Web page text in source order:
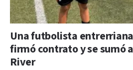
Una futbolista
firmó contrato y se sumó
River